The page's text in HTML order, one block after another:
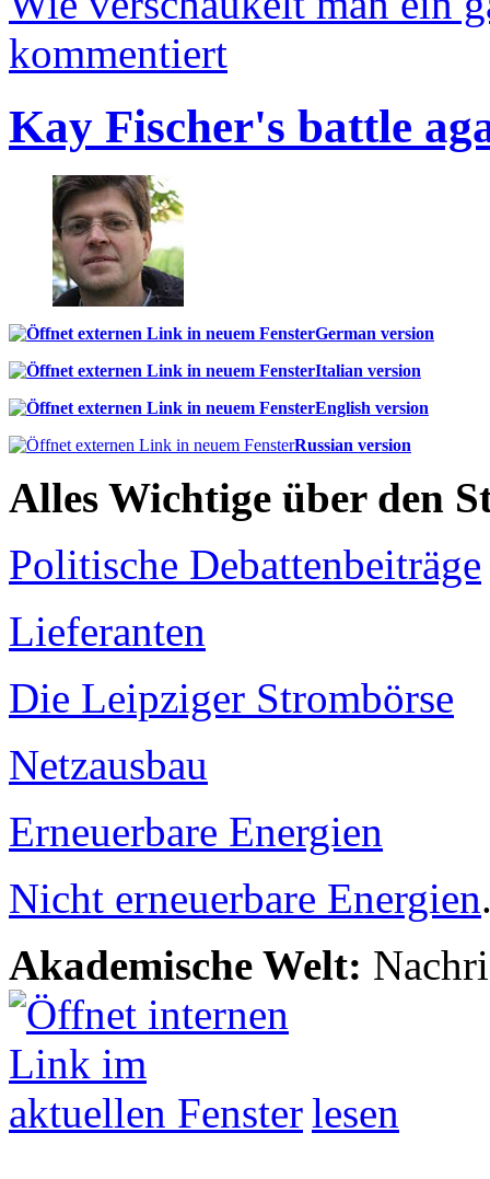
kommentiert
Kay Fischer's battle
German version
Italian version
English version
Russian version
Alles Wichtige über den
Politische Debattenbeiträge
Lieferanten
Die Leipziger Strombörse
Netzausbau
Erneuerbare Energien
Nicht erneuerbare Energien
Akademische Welt:
lesen